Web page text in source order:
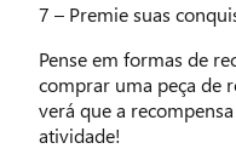
7 – Premie suas
Pense em formas de
comprar uma peça de
verá que a
atividade!